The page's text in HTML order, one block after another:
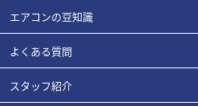
エアコンの豆知識
よくある質問
スタッフ紹介